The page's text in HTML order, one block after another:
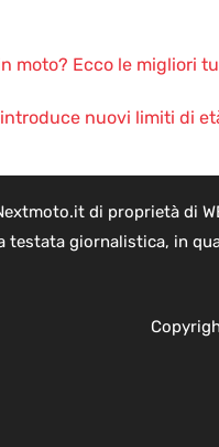
moto? Ecco le migliori
nuovi limiti di
di proprietà di
testata giornalistica, in